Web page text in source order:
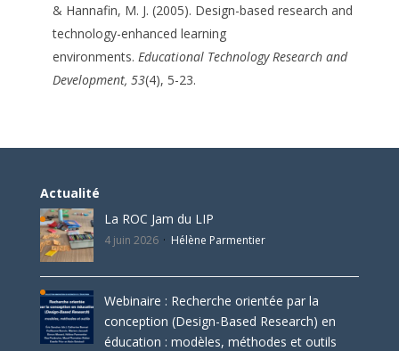
& Hannafin, M. J. (2005). Design-based research and
technology-enhanced learning
environments. Educational Technology Research and
Development, 53(4), 5-23.
Actualité
La ROC Jam du LIP
4 juin 2026 Hélène Parmentier
Webinaire : Recherche orientée par la
conception (Design-Based Research) en
éducation : modèles, méthodes et outils